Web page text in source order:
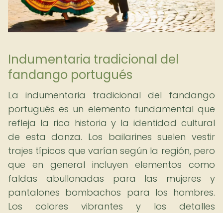
Indumentaria tradicional del
fandango portugués
La indumentaria tradicional del fandango
portugués es un elemento fundamental que
refleja la rica historia y la identidad cultural
de esta danza. Los bailarines suelen vestir
trajes típicos que varían según la región, pero
que en general incluyen elementos como
faldas abullonadas para las mujeres y
pantalones bombachos para los hombres.
Los colores vibrantes y los detalles